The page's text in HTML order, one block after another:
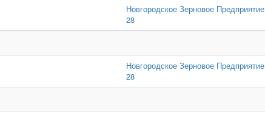
Новгородское Зерновое Предприятие
28
Новгородское Зерновое Предприятие
28